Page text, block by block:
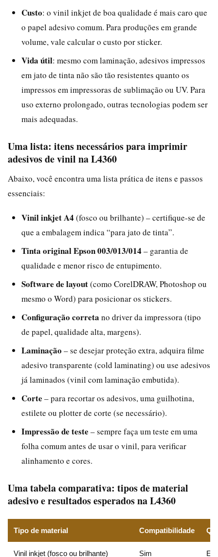
Custo: o vinil inkjet de boa qualidade é mais caro que
o papel adesivo comum. Para produções em grande
volume, vale calcular o custo por sticker.
Vida útil: mesmo com laminação, adesivos impressos
em jato de tinta não são tão resistentes quanto os
impressos em impressoras de sublimação ou UV. Para
uso externo prolongado, outras tecnologias podem ser
mais adequadas.
Uma lista: itens necessários para imprimir
adesivos de vinil na L4360
Abaixo, você encontra uma lista prática de itens e passos
essenciais:
Vinil inkjet A4 (fosco ou brilhante) – certifique-se de
que a embalagem indica “para jato de tinta”.
Tinta original Epson 003/013/014 – garantia de
qualidade e menor risco de entupimento.
Software de layout(como CorelDRAW, Photoshop ou
mesmo o Word) para posicionar os stickers.
Configuração correta no driver da impressora (tipo
de papel, qualidade alta, margens).
Laminação – se desejar proteção extra, adquira filme
adesivo transparente (cold laminating) ou use adesivos
já laminados (vinil com laminação embutida).
Corte – para recortar os adesivos, uma guilhotina,
estilete ou plotter de corte (se necessário).
Impressão de teste – sempre faça um teste em uma
folha comum antes de usar o vinil, para verificar
alinhamento e cores.
Uma tabela comparativa: tipos de material
adesivo e resultados esperados na L4360
Tipo de material Compatibilidade
Vinil inkjet (fosco ou brilhante) Sim